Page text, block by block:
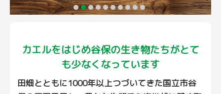
カエルをはじめ谷保の生き物たちがとて
も少なくなっています
田畑とともに1000年以上つづいてきた国立市谷